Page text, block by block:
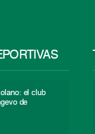
el club
de